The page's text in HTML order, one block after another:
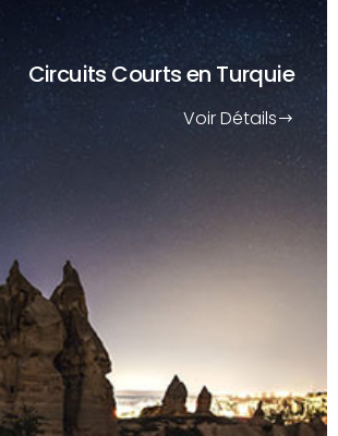
Circuits Courtsen Turquie
Voir Détails